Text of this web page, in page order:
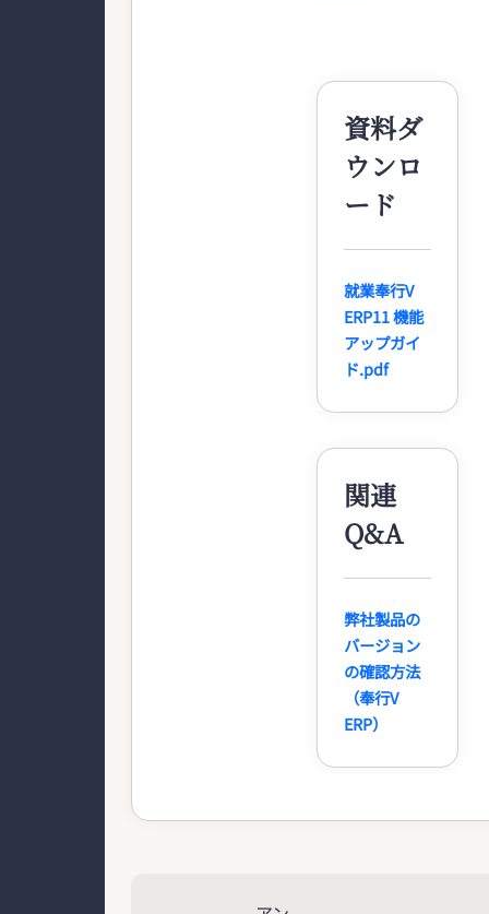
資料ダ
ウンロ
ード
就業奉行V
ERP11 機能
アップガイ
ド.pdf
関連
Q&A
弊社製品の
バージョン
の確認方法
（奉行V
ERP）